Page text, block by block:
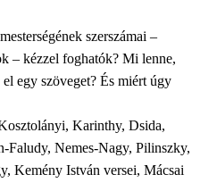
szerszámai –
– kézzel foghatók? Mi lenne,
egy szöveget? És miért úgy
Karinthy, Dsida,
Faludy, Nemes-Nagy, Pilinszky,
Kemény István versei, Mácsai